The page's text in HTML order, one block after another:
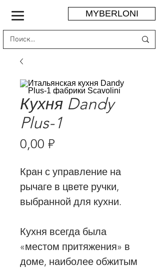
MYBERLONI
Кухня Dandy
Plus-1
0,00 ₽
Кран с управление на
рычаге в цвете ручки,
выбранной для кухни.
Кухня всегда была
«местом притяжения» в
доме, наиболее обжитым